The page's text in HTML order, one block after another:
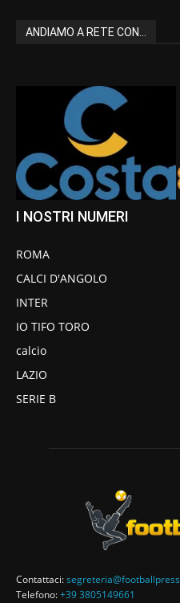
ANDIAMO A RETE CON...
I NOSTRI NUMERI
ROMA
CALCI D'ANGOLO
INTER
IO TIFO TORO
calcio
LAZIO
SERIE B
Contattaci:
Telefono:+39 3805149661